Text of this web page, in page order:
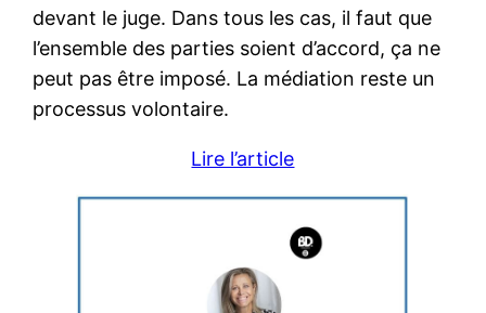
devant le juge. Dans tous les cas, il faut que
l’ensemble des parties soient d’accord, ça ne
peut pas être imposé. La médiation reste un
processus volontaire.
Lire l’article